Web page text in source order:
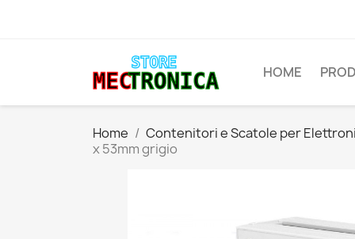
HOME
Home
Contenitori e Scatole per
x 53mm grigio